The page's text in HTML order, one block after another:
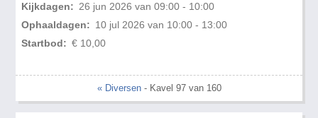
Kijkdagen: 26 jun 2026 van 09:00 - 10:00
Ophaaldagen: 10 jul 2026 van 10:00 - 13:00
Startbod: € 10,00
« Diversen- Kavel 97 van 160